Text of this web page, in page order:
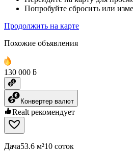
Попробуйте сбросить или
Продолжить на карте
Похожие объявления
130 000 ƃ
Конвертер валют
Realt рекомендует
Дача53.6 м²10 соток